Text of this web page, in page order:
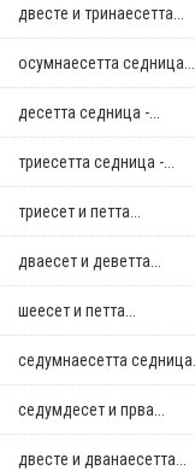
двестe и тринаесетта...
осумнaесетта седница...
десетта седница -...
триесетта седница -...
триесет и петта...
дваесет и деветта...
шеесет и петта...
седумнаесетта седница...
седумдесет и прва...
двестe и дванаесетта...